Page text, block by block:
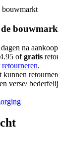
bouwmarkt
na
ofgratis
retourneren.
verse/